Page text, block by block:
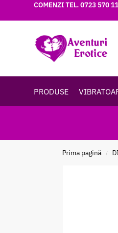
COMENZI TEL.0723 570
PRODUSE
Prima pagină /